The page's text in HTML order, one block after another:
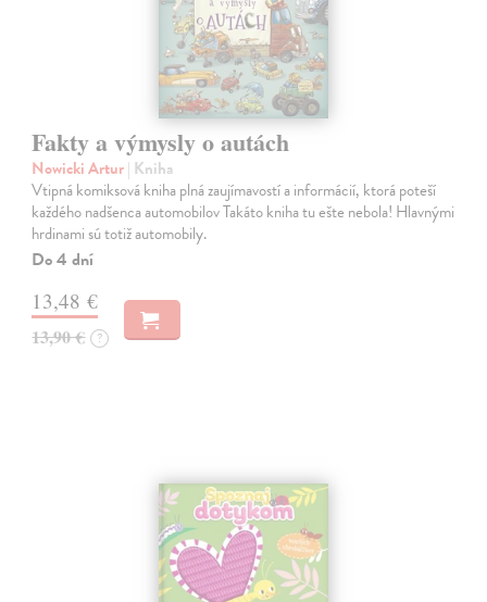
Fakty a výmysly o autách
Nowicki Artur| Kniha
Vtipná komiksová kniha plná zaujímavostí a informácií, ktorá poteší
každého nadšenca automobilov Takáto kniha tu ešte nebola! Hlavnými
hrdinami sú totiž automobily.
Do 4 dní
13,48 €
13,90 € ?